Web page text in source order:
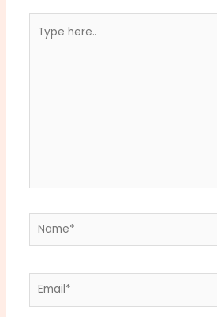
here..
Name*
Email*